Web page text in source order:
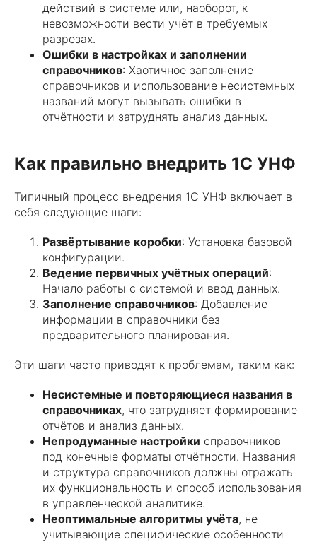
действий в системе или, наоборот, к
невозможности вести учёт в требуемых
разрезах.
Ошибки в настройках и заполнении
справочников: Хаотичное заполнение
справочников и использование несистемных
названий могут вызывать ошибки в
отчётности и затруднять анализ данных.
Как правильно внедрить 1С УНФ
Типичный процесс внедрения 1С УНФ включает в
себя следующие шаги:
Развёртывание коробки: Установка базовой
конфигурации.
Ведение первичных учётных операций:
Начало работы с системой и ввод данных.
Заполнение справочников: Добавление
информации в справочники без
предварительного планирования.
Эти шаги часто приводят к проблемам, таким как:
Несистемные и повторяющиеся названия в
справочниках, что затрудняет формирование
отчётов и анализ данных.
Непродуманные настройки справочников
под конечные форматы отчётности. Названия
и структура справочников должны отражать
их функциональность и способ использования
в управленческой аналитике.
Неоптимальные алгоритмы учёта, не
учитывающие специфические особенности